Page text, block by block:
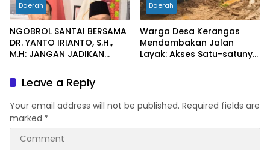
Daerah
NGOBROL SANTAI BERSAMA
DR. YANTO IRIANTO, S.H.,
M.H: JANGAN JADIKAN
SEBAGAI KUNCI PINTU
KELUAR DARI JERATAN
HUKUM PIDANA KORUPSI
Daerah
Warga Desa Kerangas
Mendambakan Jalan
Layak: Akses Satu-satunya
Kesehatan
Leave a Reply
Your email address will not be published. Required fields are
marked *